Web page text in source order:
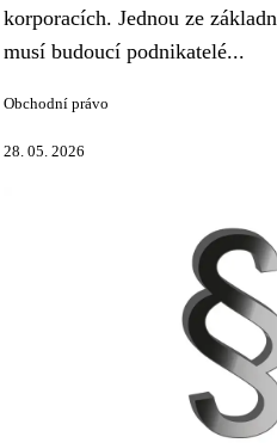
korporacích. Jednou ze
musí budoucí podnikatelé...
Obchodní právo
28. 05. 2026